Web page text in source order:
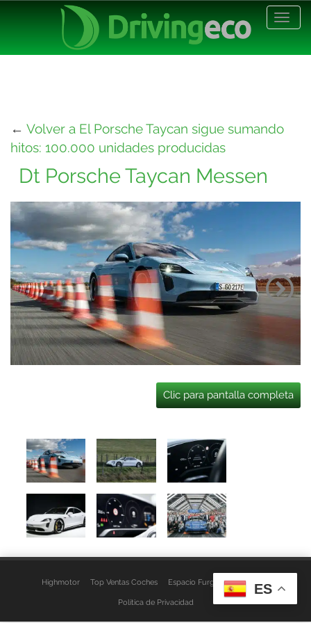
← Volver a El Porsche Taycan sigue sumando
hitos: 100.000 unidades producidas
Dt Porsche Taycan Messen
Clic para pantalla completa
Highmotor Top Ventas Coches Espacio Furgo Aviso Legal
Política de Privacidad
ES